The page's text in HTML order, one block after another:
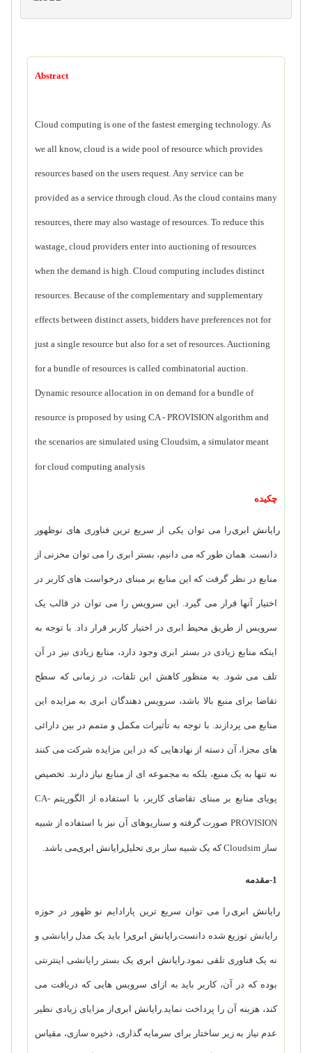
Abstract
Cloud computing is one of the fastest emerging technology. As
we all know, cloud is a wide pool of resource which provides
resources based on the users request. Any service can be
provided as a service through cloud. As the cloud contains many
resources, there may also wastage of resources. To reduce this
wastage, cloud providers enter into auctioning of resources
when the demand is high. Cloud computing includes distinct
resources. Because of the complementary and supplementary
effects between distinct assets, bidders have preferences not for
just a single resource but also for a set of resources. Auctioning
for a bundle of resources is called combinatorial auction.
Dynamic resource allocation in on demand for a bundle of
resource is proposed by using CA - PROVISION algorithm and
the scenarios are simulated using Cloudsim, a simulator meant
for cloud computing analysis
چکیده
رایانش ابریرا می توان یکی از سریع ترین فناوری های نوظهور
دانست. همان طور که می دانیم، بستر ابری را می توان مخزنی از
منابع در نظر گرفت که این منابع بر مبنای درخواست های کاربر در
اختیار آنها قرار می گیرد. این سرویس را می توان در قالب یک
سرویس از طریق محیط ابری در اختیار کاربر قرار داد. با توجه به
اینکه منابع زیادی در بستر ابری وجود دارد، منابع زیادی نیز در آن
تلف می شود. به منظور کاهش این تلفات، در زمانی که سطح
تقاضا برای منبع بالا باشد، سرویس دهندگان ابری به مزایده این
منابع می پردازند. با توجه به تأثیرات مکمل و متمم در بین دارائی
های مجزا، آن دسته از نهادهایی که در این مزایده شرکت می کنند
نه تنها به یک منبع، بلکه به مجموعه ای از منابع نیاز دارند. تخصیص
پویای منابع بر مبنای تقاضای کاربر، با استفاده از الگوریتم CA-
PROVISION صورت گرفته و سناریوهای آن نیز با استفاده از شبیه
ساز Cloudsimکه یک شبیه ساز بری تحلیلرایانش ابریمی باشد.
1-مقدمه
رایانش ابریرا می توان سریع ترین پارادایم نو ظهور در حوزه
رایانش توزیع شده دانست.رایانش ابریرا باید یک مدل رایانشی و
نه یک فناوری تلقی نمود.رایانش ابری، یک بستر رایانشی اینترنتی
بوده که در آن، کاربر باید به ازای سرویس هایی که دریافت می
کند، هزینه آن را پرداخت نماید.رایانش ابریاز مزایای زیادی نظیر
عدم نیاز به زیر ساختار برای سرمایه گذاری، ذخیره سازی، مقیاس